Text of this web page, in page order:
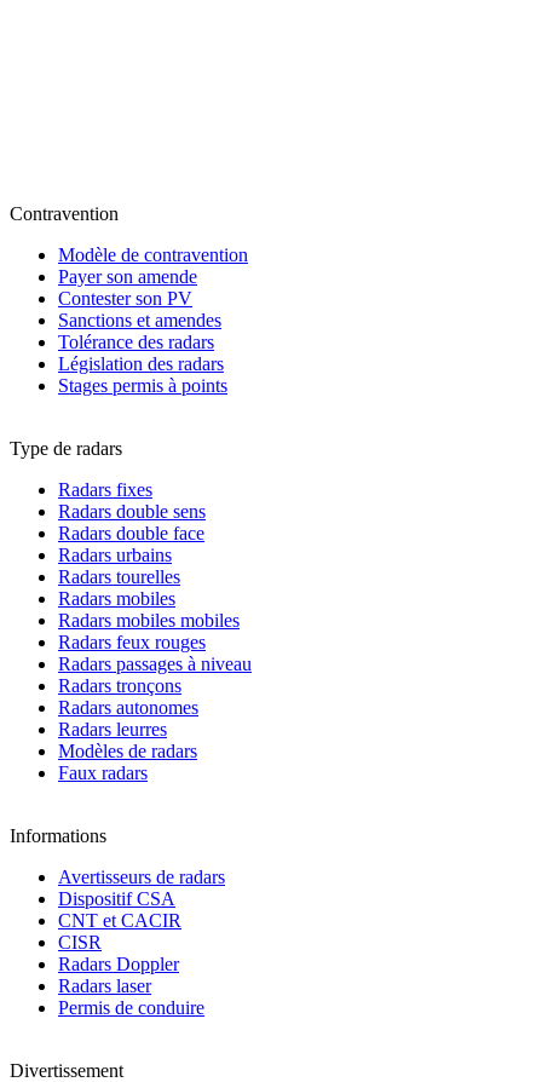
Contravention
Modèle de contravention
Payer son amende
Contester son PV
Sanctions et amendes
Tolérance des radars
Législation des radars
Stages permis à points
Type de radars
Radars fixes
Radars double sens
Radars double face
Radars urbains
Radars tourelles
Radars mobiles
Radars mobiles mobiles
Radars feux rouges
Radars passages à niveau
Radars tronçons
Radars autonomes
Radars leurres
Modèles de radars
Faux radars
Informations
Avertisseurs de radars
Dispositif CSA
CNT et CACIR
CISR
Radars Doppler
Radars laser
Permis de conduire
Divertissement